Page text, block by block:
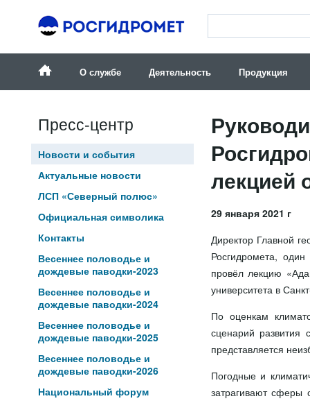
О службе Деятельность Продукция
Пресс-центр
Новости и события
Актуальные новости
ЛСП «Северный полюс»
Официальная символика
Контакты
Весеннее половодье и
дождевые паводки-2023
Весеннее половодье и
дождевые паводки-2024
Весеннее половодье и
дождевые паводки-2025
Весеннее половодье и
дождевые паводки-2026
Национальный форум
лекцией
29 января 2021 г
Директор Главной
Росгидромета,
провёл лекцию
университета в
По оценкам
сценарий развития
представляется
Погодные и
затрагивают сферы